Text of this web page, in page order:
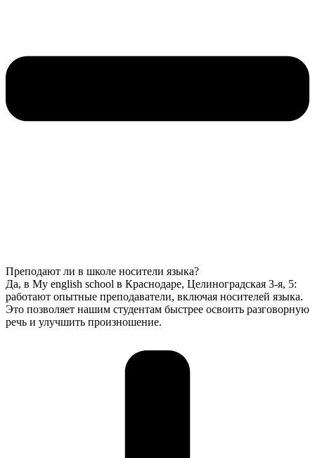
Преподают ли в школе носители языка?
Да, в My english school в Краснодаре, Целиноградская 3-я, 5:
работают опытные преподаватели, включая носителей языка.
Это позволяет нашим студентам быстрее освоить разговорную
речь и улучшить произношение.